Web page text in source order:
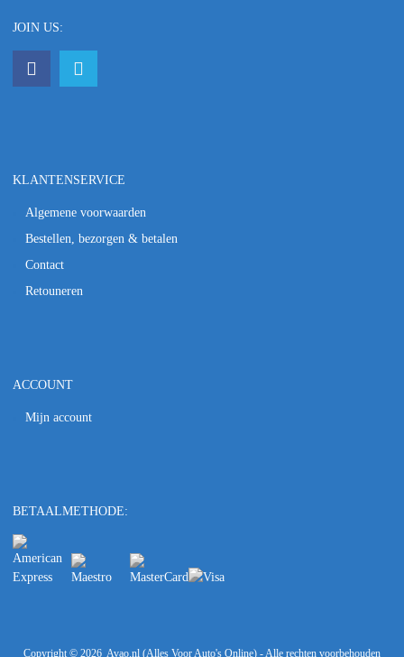
JOIN US:
KLANTENSERVICE
Algemene voorwaarden
Bestellen, bezorgen & betalen
Contact
Retouneren
ACCOUNT
Mijn account
BETAALMETHODE:
Copyright © 2026 Avao.nl (Alles Voor Auto's Online) - Alle rechten voorbehouden